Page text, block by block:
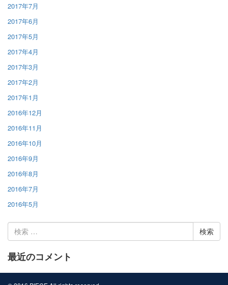
2017年7月
2017年6月
2017年5月
2017年4月
2017年3月
2017年2月
2017年1月
2016年12月
2016年11月
2016年10月
2016年9月
2016年8月
2016年7月
2016年5月
索:
最近のコメント